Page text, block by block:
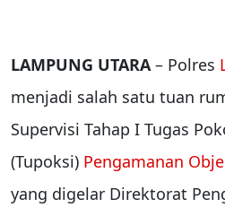
LAMPUNG UTARA– Polres
menjadi salah satu tuan
Supervisi Tahap I Tugas
(Tupoksi) Pengamanan
yang digelar Direktorat